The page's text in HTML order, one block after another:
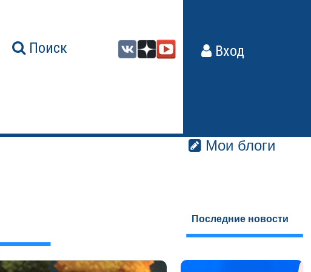
Поиск Вход
Мои блоги
Последние новости